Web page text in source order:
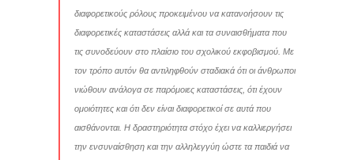
διαφορετικούς ρόλους προκειμένου να κατανοήσουν τις
διαφορετικές καταστάσεις αλλά και τα συναισθήματα που
τις συνοδεύουν στο πλαίσιο του σχολικού εκφοβισμού. Με
τον τρόπο αυτόν θα αντιληφθούν σταδιακά ότι οι άνθρωποι
νιώθουν ανάλογα σε παρόμοιες καταστάσεις, ότι έχουν
ομοιότητες και ότι δεν είναι διαφορετικοί σε αυτά που
αισθάνονται. Η δραστηριότητα στόχο έχει να καλλιεργήσει
την ενσυναίσθηση και την αλληλεγγύη ώστε τα παιδιά να